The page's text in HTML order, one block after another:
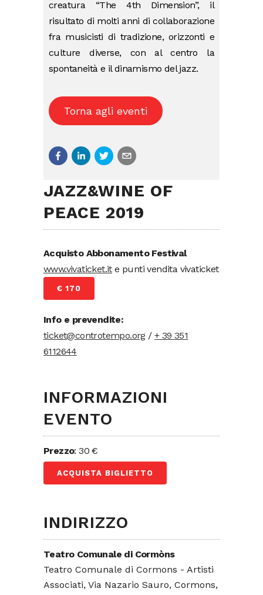
creatura “The 4th Dimension”, il
risultato di molti anni di collaborazione
fra musicisti di tradizione, orizzonti e
culture diverse, con al centro la
spontaneità e il dinamismo del jazz.
Torna agli eventi
JAZZ&WINE OF
PEACE 2019
Acquisto Abbonamento Festival
www.vivaticket.ite punti vendita vivaticket
€ 170
Info e prevendite:
ticket@controtempo.org/+ 39 351
6112644
INFORMAZIONI
EVENTO
Prezzo: 30 €
ACQUISTA BIGLIETTO
INDIRIZZO
Teatro Comunale di Cormòns
Teatro Comunale di Cormons - Artisti
Associati, Via Nazario Sauro, Cormons,